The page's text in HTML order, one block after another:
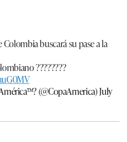
buscará su pase a la
????????
(@CopaAmerica)July